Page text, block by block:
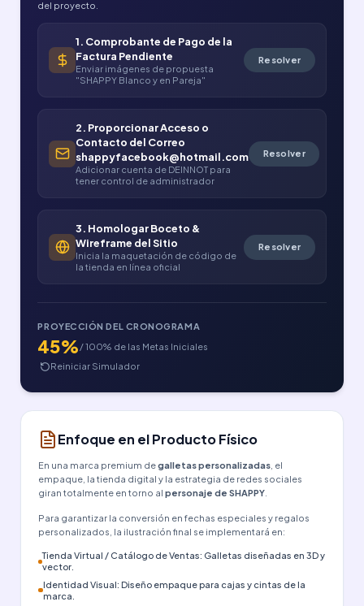
del proyecto.
1. Comprobante de Pago de la
Factura Pendiente
Enviar imágenes de propuesta
"SHAPPY Blanco y en Pareja"
Resolver
2. Proporcionar Acceso o
Contacto del Correo
shappyfacebook@hotmail.com
Adicionar cuenta de DEINNOT para
tener control de administrador
Resolver
3. Homologar Boceto &
Wireframe del Sitio
Inicia la maquetación de código de
la tienda en línea oficial
Resolver
PROYECCIÓN DEL CRONOGRAMA
45%/ 100% de las Metas Iniciales
Reiniciar Simulador
Enfoque en el Producto Físico
En una marca premium degalletas personalizadas , el
empaque, la tienda digital y la estrategia de redes sociales
giran totalmente en torno alpersonaje de SHAPPY
Para garantizar la conversión en fechas especiales y regalos
personalizados, la ilustración final se implementará en:
Tienda Virtual / Catálogo de Ventas: Galletas diseñadas en 3D y
vector.
Identidad Visual: Diseño empaque para cajas y cintas de la
marca.